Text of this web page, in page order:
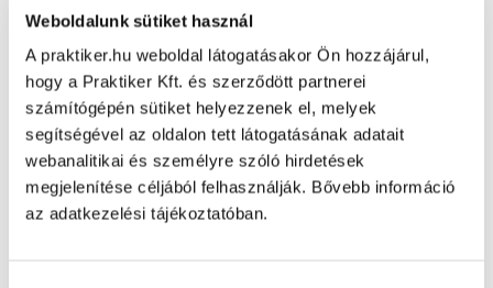
Weboldalunk sütiket használ
A praktiker.hu weboldal látogatásakor Ön hozzájárul,
hogy a Praktiker Kft. és szerződött partnerei
számítógépén sütiket helyezzenek el, melyek
segítségével az oldalon tett látogatásának adatait
webanalitikai és személyre szóló hirdetések
megjelenítése céljából felhasználják. Bővebb információ
az adatkezelési tájékoztatóban.
Oldal újratöltése